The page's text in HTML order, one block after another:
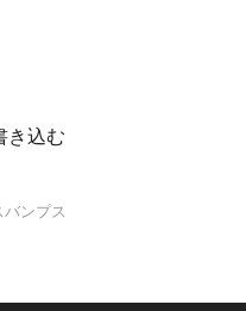
き込む
バンプス